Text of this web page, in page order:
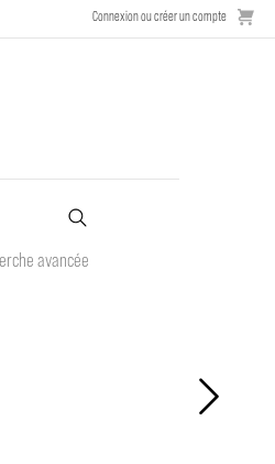
Connexion ou créer un compte
avancée